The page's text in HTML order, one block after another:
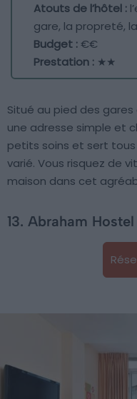
Atouts de l’hôtel :
gare, la propreté,
Budget :€€
Prestation : ★★
Situé au pied des gares
une adresse simple et
petits soins et sert
varié. Vous risquez de
maison dans cet
13. Abraham Hostel